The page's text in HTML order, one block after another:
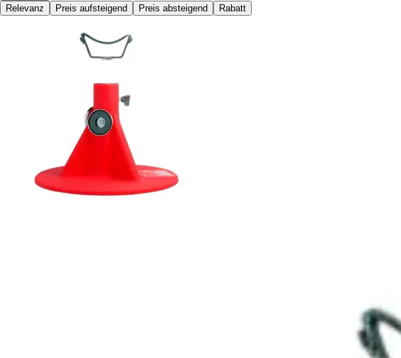
Relevanz
Preis aufsteigend Preis absteigend Rabatt